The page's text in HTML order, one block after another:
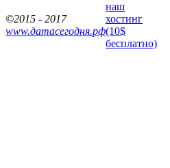
©2015 - 2017
www.датасегодня.рф
наш
хостинг
(10$
бесплатно)